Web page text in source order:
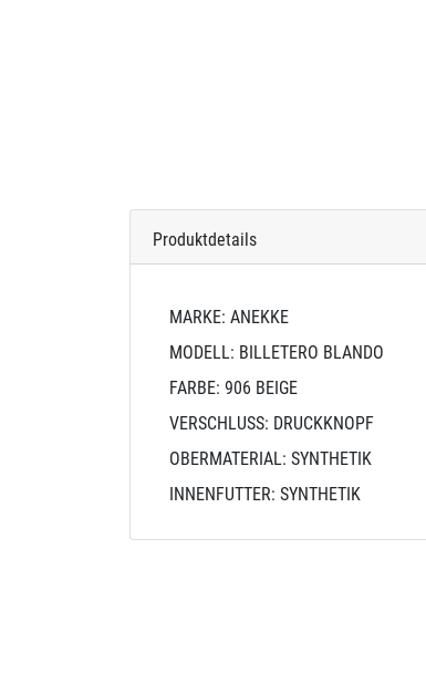
Produktdetails
MARKE: ANEKKE
MODELL: BILLETERO BLANDO
FARBE: 906 BEIGE
VERSCHLUSS: DRUCKKNOPF
OBERMATERIAL: SYNTHETIK
INNENFUTTER: SYNTHETIK